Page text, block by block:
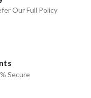
Our Full Policy
Secure